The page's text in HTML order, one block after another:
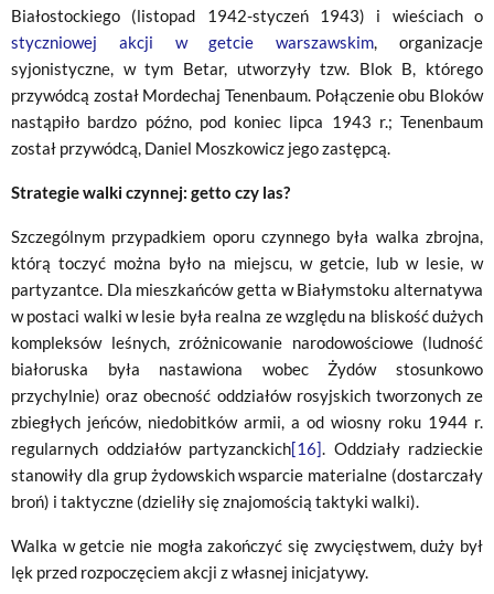
Białostockiego (listopad 1942-styczeń 1943) i wieściach o
styczniowej akcji w getcie warszawskim , organizacje
syjonistyczne, w tym Betar, utworzyły tzw. Blok B, którego
przywódcą został Mordechaj Tenenbaum. Połączenie obu Bloków
nastąpiło bardzo późno, pod koniec lipca 1943 r.; Tenenbaum
został przywódcą, Daniel Moszkowicz jego zastępcą.
Strategie walki czynnej: getto czy las?
Szczególnym przypadkiem oporu czynnego była walka zbrojna,
którą toczyć można było na miejscu, w getcie, lub w lesie, w
partyzantce. Dla mieszkańców getta w Białymstoku alternatywa
w postaci walki w lesie była realna ze względu na bliskość dużych
kompleksów leśnych, zróżnicowanie narodowościowe (ludność
białoruska była nastawiona wobec Żydów stosunkowo
przychylnie) oraz obecność oddziałów rosyjskich tworzonych ze
zbiegłych jeńców, niedobitków armii, a od wiosny roku 1944 r.
regularnych oddziałów partyzanckich[16] . Oddziały radzieckie
stanowiły dla grup żydowskich wsparcie materialne (dostarczały
broń) i taktyczne (dzieliły się znajomością taktyki walki).
Walka w getcie nie mogła zakończyć się zwycięstwem, duży był
lęk przed rozpoczęciem akcji z własnej inicjatywy.